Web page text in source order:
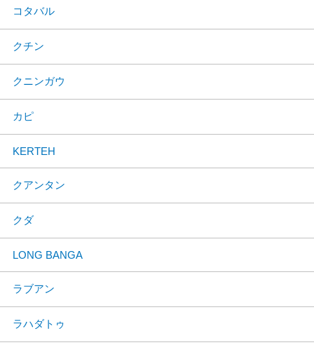
コタバル
クチン
クニンガウ
カピ
KERTEH
クアンタン
クダ
LONG BANGA
ラブアン
ラハダトゥ